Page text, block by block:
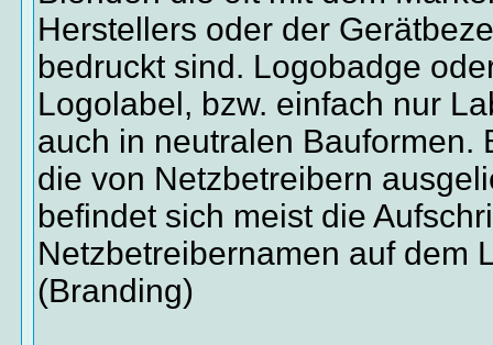
Herstellers oder der
bedruckt sind. Logobadge
Logolabel, bzw. einfach nur
auch in neutralen Bauformen.
die von Netzbetreibern
befindet sich meist die
Netzbetreibernamen auf dem
(Branding)